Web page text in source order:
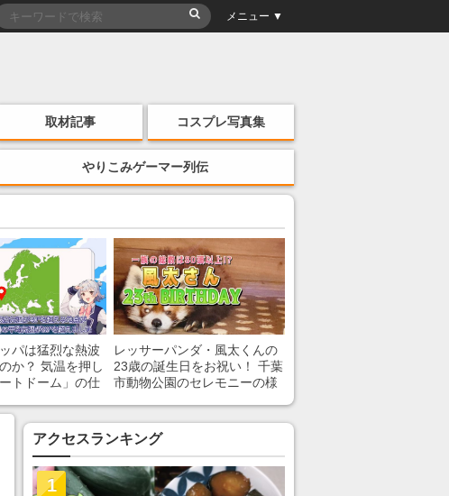
メニュー ▼
取材記事 コスプレ写真集
やりこみゲーマー列伝
パは猛烈な熱波
か？ 気温を押し
トドーム」の仕
レッサーパンダ・風太くんの
23歳の誕生日をお祝い！ 千葉
市動物公園のセレモニーの様
アクセスランキング
1